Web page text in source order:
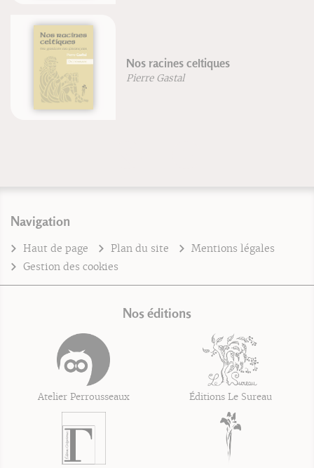
Nos racines celtiques
Pierre Gastal
Navigation
Haut de page Plan du site
Mentions légales
Gestion des cookies
Nos éditions
Atelier Perrousseaux Éditions Le Sureau